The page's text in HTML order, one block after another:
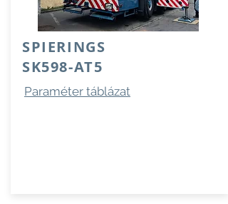
SPIERINGS
SK598-AT5
Paraméter táblázat